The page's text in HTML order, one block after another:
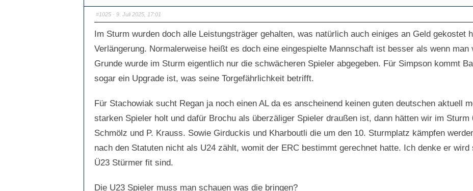
e
n
n
a
n
t
n
e
n
n
a
h
b
e
.
#1025· 9. Juli 2025, 17:01
Im Sturm wurden doch alle Leistungsträger gehalten, was natürlich auch einiges an Geld gekostet
Verlängerung. Normalerweise heißt es doch eine eingespielte Mannschaft ist besser als wenn
Grunde wurde im Sturm eigentlich nur die schwächeren Spieler abgegeben. Für Simpson kommt
sogar ein Upgrade ist, was seine Torgefährlichkeit betrifft.
Für Stachowiak sucht Regan ja noch einen AL da es anscheinend keinen guten deutschen aktuell
starken Spieler holt und dafür Brochu als überzäliger Spieler draußen ist, dann hätten wir im
Schmölz und P. Krauss. Sowie Girduckis und Kharboutli die um den 10. Sturmplatz kämpfen
nach den Statuten nicht als U24 zählt, womit der ERC bestimmt gerechnet hatte. Ich denke er
Ü23 Stürmer fit sind.
Die U23 Spieler muss man schauen was die bringen?